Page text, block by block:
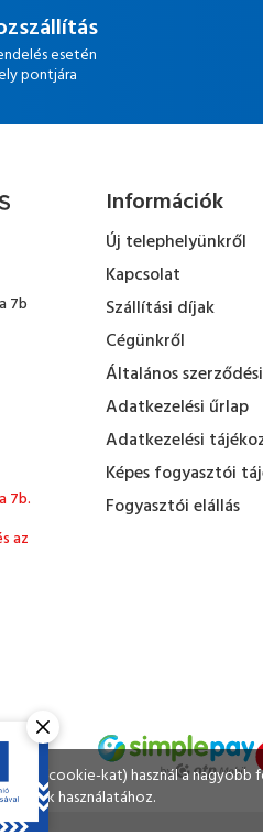
esetén
pontjára
7b
7b.
az
Információk
Új telephelyünkről
Kapcsolat
Szállítási díjak
Cégünkről
Általános
Adatkezelési űrlap
Adatkezelési
Képes fogyasztói
Fogyasztói elállás
(cookie-kat) használ a nagyobb
a sütik használatához.